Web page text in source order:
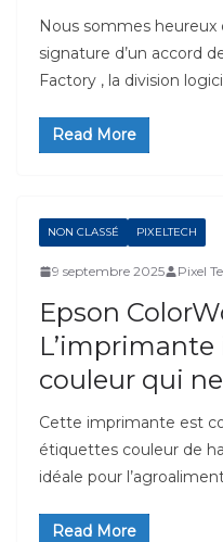
Nous sommes heureux
signature d’un accord
Factory , la division
Read More
NON CLASSÉ PIXELTECH
9 septembre 2025 Pixel
Epson
couleur qui
Cette imprimante est
étiquettes couleur de
idéale pour
Read More